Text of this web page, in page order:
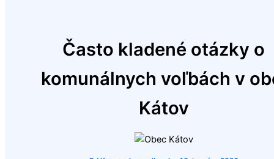
Často kladené otázky o
komunálnych voľbách v
Kátov